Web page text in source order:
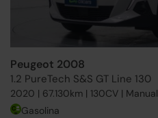
Peugeot 2008
1.2 PureTech S&S GT Line 130
2020 | 67.130km | 130CV | Manual
Gasolina